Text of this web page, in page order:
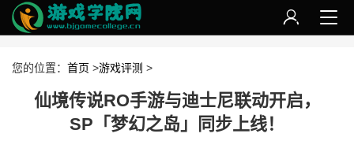
您的位置： 首页 >游戏评测 >
仙境传说RO手游与迪士尼联动开启，
SP「梦幻之岛」同步上线！